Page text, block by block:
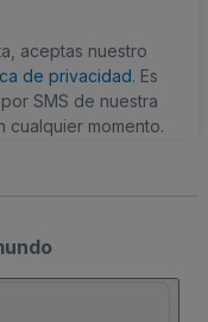
aceptas nuestro
de privacidad. Es
SMS de nuestra
momento.